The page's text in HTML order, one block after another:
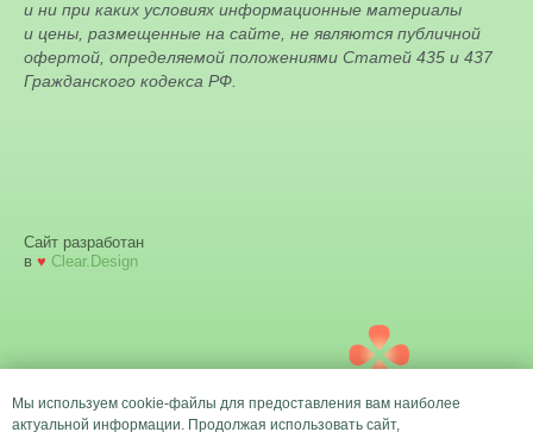
и ни при каких условиях информационные материалы
и цены, размещенные на сайте, не являются публичной
офертой, определяемой положениями Статей 435 и 437
Гражданского кодекса РФ.
Сайт разработан
в ♥ Clear.Design
Мы используем cookie-файлы для предоставления вам наиболее
актуальной информации. Продолжая использовать сайт,